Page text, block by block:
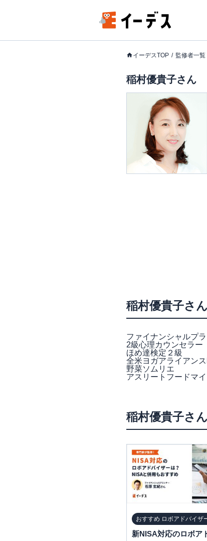
イーデスTOP 監修者一覧
稲村優貴子さん
稲村優貴子さ
ファイナンシャルプ
2級心理カウンセラー
ほめ達検定２級
全米ヨガアライアン
野菜ソムリエ
アスリートフードマ
稲村優貴子さ
おすすめ ロボアドバイザ
新NISA対応のロボア